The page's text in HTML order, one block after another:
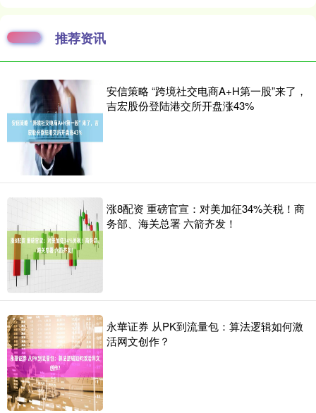
推荐资讯
安信策略 “跨境社交电商A+H第一股”来了，
吉宏股份登陆港交所开盘涨43%
涨8配资 重磅官宣：对美加征34%关税！商
务部、海关总署 六箭齐发！
永華证券 从PK到流量包：算法逻辑如何激
活网文创作？